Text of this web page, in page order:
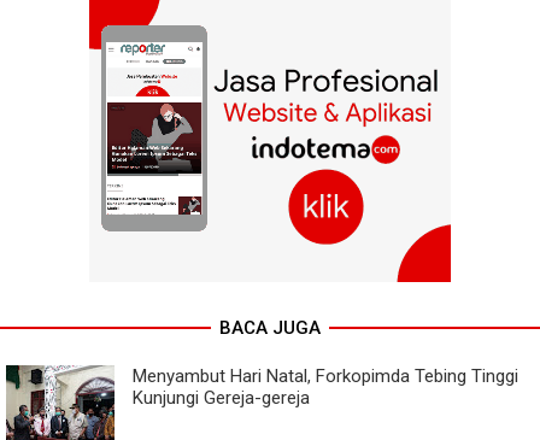
BACA JUGA
Menyambut Hari Natal, Forkopimda Tebing Tinggi
Kunjungi Gereja-gereja